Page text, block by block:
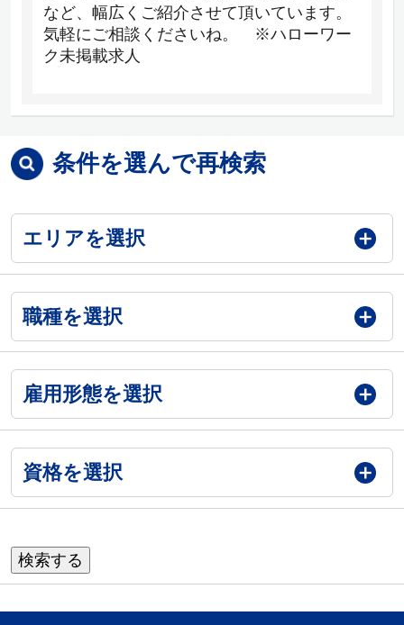
など、幅広くご紹介させて頂いています。
気軽にご相談くださいね。 ※ハローワー
ク未掲載求人
条件を選んで再検索
エリアを選択
職種を選択
雇用形態を選択
資格を選択